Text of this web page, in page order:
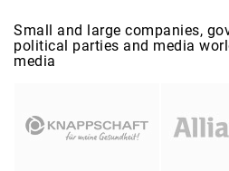
Small and large companies,
political parties and media
media